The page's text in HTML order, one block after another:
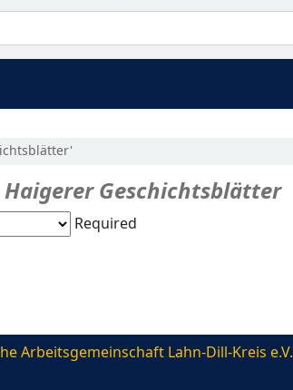
Haigerer Geschichtsblätter
Required
Arbeitsgemeinschaft Lahn-Dill-Kreis e.V.